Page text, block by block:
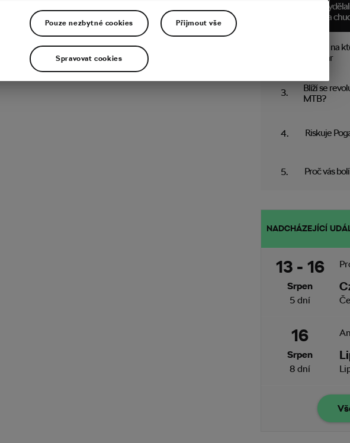
Kolik
boháč a
Trakař, na
Pogačar
Blíží se
MTB?
Riskuje
Proč vás
NADCHÁZEJÍCÍ
13 - 16
Srpen
5 dní
16
Srpen
8 dní
Pouze nezbytné cookies Přijmout vše
Spravovat cookies